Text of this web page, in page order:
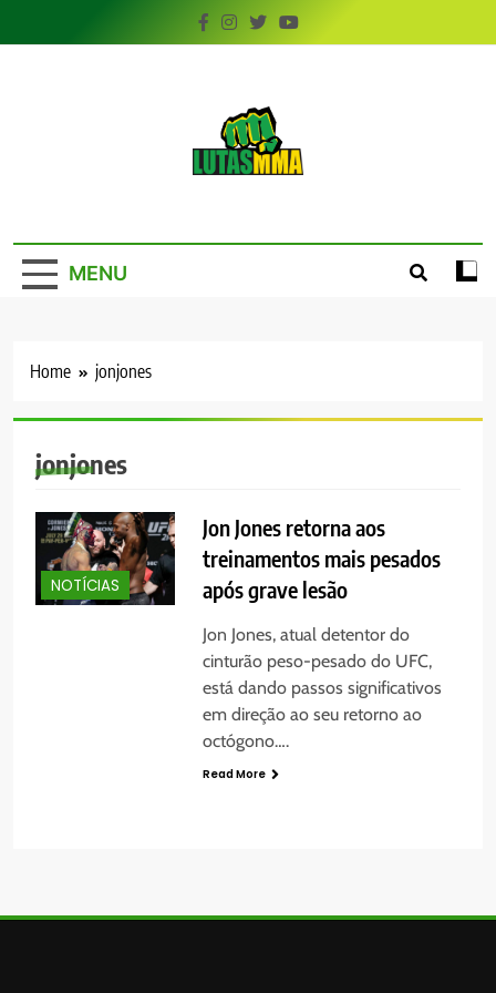
to
MENU
Home jonjones
jonjones
NOTÍCIAS
Jon Jones retorna aos
treinamentos mais pesados
após grave lesão
Jon Jones, atual detentor do
cinturão peso-pesado do UFC,
está dando passos significativos
em direção ao seu retorno ao
octógono….
Read More